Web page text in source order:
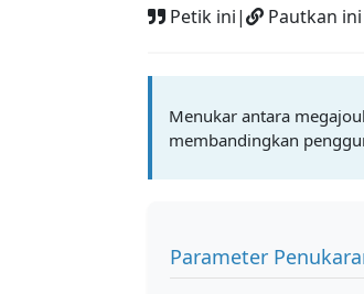
Petik ini| Pautkan ini
Menukar antara
membandingkan
Parameter